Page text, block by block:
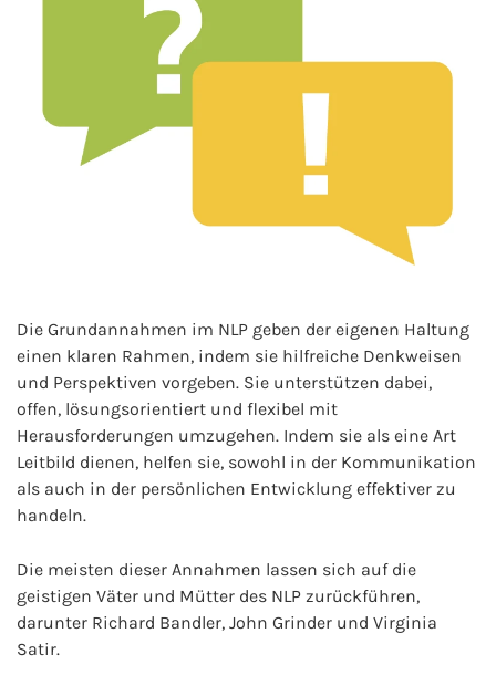
Die Grundannahmen im NLP geben der eigenen Haltung
einen klaren Rahmen, indem sie hilfreiche Denkweisen
und Perspektiven vorgeben. Sie unterstützen dabei,
offen, lösungsorientiert und flexibel mit
Herausforderungen umzugehen. Indem sie als eine Art
Leitbild dienen, helfen sie, sowohl in der Kommunikation
als auch in der persönlichen Entwicklung effektiver zu
handeln.
Die meisten dieser Annahmen lassen sich auf die
geistigen Väter und Mütter des NLP zurückführen,
darunter Richard Bandler, John Grinder und Virginia
Satir.